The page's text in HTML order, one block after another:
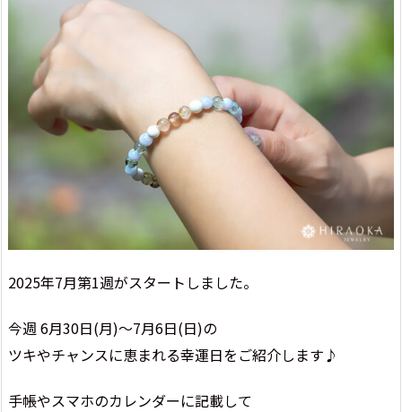
2025年7月第1週がスタートしました。
今週 6月30日(月)～7月6日(日)の
ツキやチャンスに恵まれる幸運日をご紹介します♪
手帳やスマホのカレンダーに記載して